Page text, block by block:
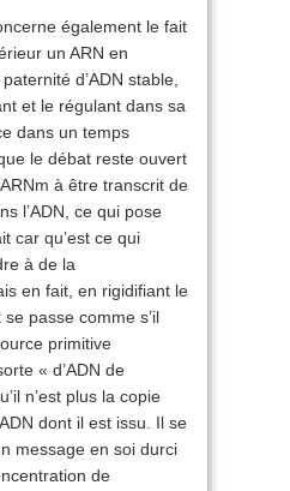
également le fait
un ARN en
d’ADN stable,
et le régulant dans sa
dans un temps
le débat reste ouvert
à être transcrit de
l’ADN, ce qui pose
car qu’est ce qui
à de la
en fait, en rigidifiant le
passe comme s’il
primitive
« d’ADN de
n’est plus la copie
dont il est issu. Il se
message en soi durci
de